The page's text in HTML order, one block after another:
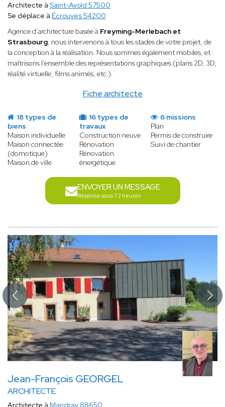
Fiche architecte
Architecte à Saint-Avold 57500
Se déplace à Écrouves 54200
Agence d'architecture basée à Freyming-Merlebach et
Strasbourg, nous intervenons à tous les stades de votre projet, de
la conception à la réalisation. Nous sommes également mobiles, et
maîtrisons l'ensemble des représentations graphiques (plans 2D, 3D,
réalité virtuelle, films animés, etc.).
18 types de
biens
Maison individuelle
Maison connectée
(domotique)
Maison de ville
16 types de
travaux
Construction neuve
Rénovation
Rénovation
énergétique
6 missions
Plan
Permis de construire
Suivi de chantier
ENVOYER UN MESSAGE
Réponse sous 72 heures
Jean-François GEORGEL
ARCHITECTE
Architecte à Mandray 88650